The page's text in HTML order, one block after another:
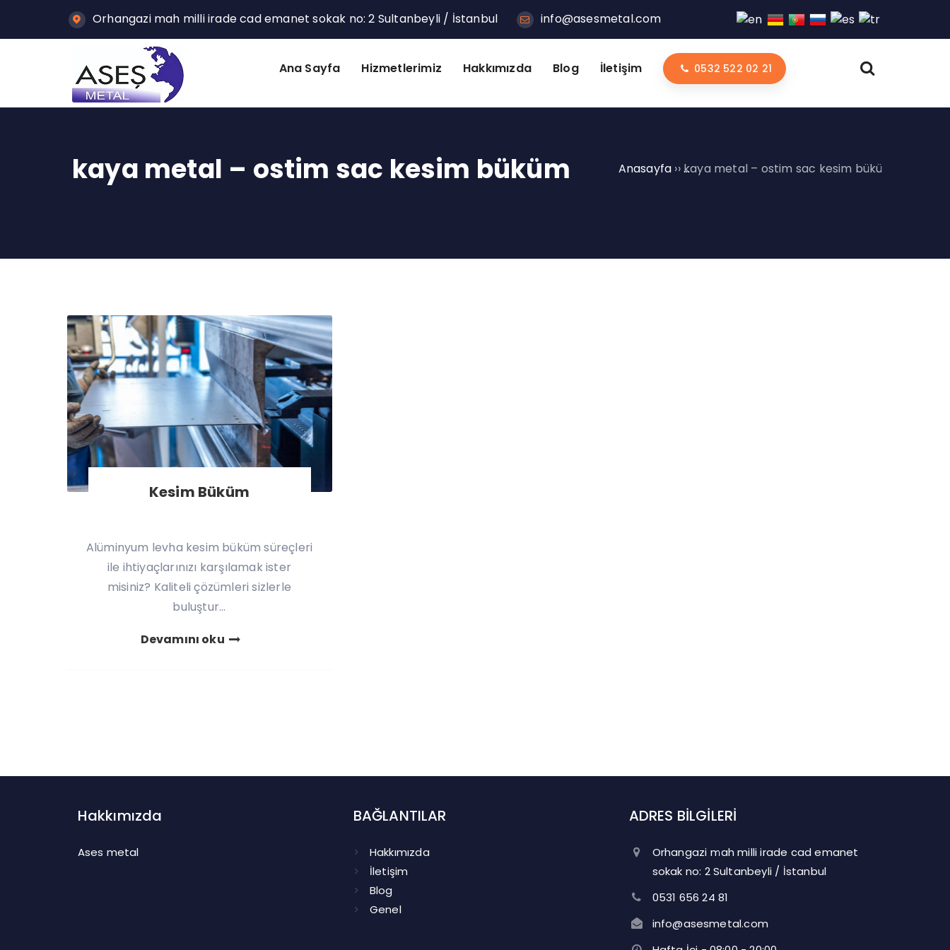
Orhangazi mah milli irade cad emanet sokak no: 2 Sultanbeyli / İstanbul info@asesmetal.com
Ana Sayfa Hizmetlerimiz Hakkımızda Blog İletişim 0532 522 02 21
kaya metal – ostim sac kesim büküm Anasayfa ››kaya metal – ostim sac kesim büküm
Kesim Büküm
Alüminyum levha kesim büküm süreçleri
ile ihtiyaçlarınızı karşılamak ister
misiniz? Kaliteli çözümleri sizlerle
buluştur...
Devamını oku
Hakkımızda
Ases metal
BAĞLANTILAR
Hakkımızda
İletişim
Blog
Genel
ADRES BİLGİLERİ
Orhangazi mah milli irade cad emanet
sokak no: 2 Sultanbeyli / İstanbul
0531 656 24 81
info@asesmetal.com